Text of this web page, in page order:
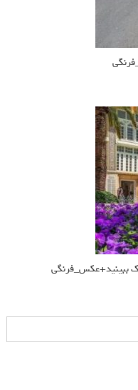
ببینید+عکس_فرنگی